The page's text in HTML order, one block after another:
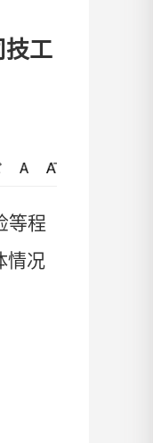
工
等程
情况